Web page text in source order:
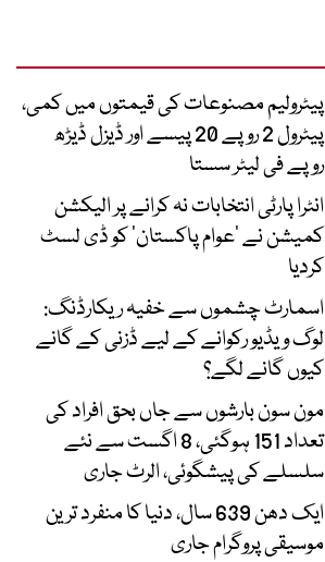
پیٹرولیم مصنوعات کی قیمتوں میں کمی،
پیٹرول 2 روپے 20 پیسے اور ڈیزل ڈیڑھ
روپے فی لیٹر سستا
انٹرا پارٹی انتخابات نہ کرانے پر الیکشن
کمیشن نے ’عوام پاکستان‘ کو ڈی لسٹ
کردیا
اسمارٹ چشموں سے خفیہ ریکارڈنگ:
لوگ ویڈیو رکوانے کے لیے ڈزنی کے گانے
کیوں گانے لگے؟
مون سون بارشوں سے جاں بحق افراد کی
تعداد 151 ہوگئی، 8 اگست سے نئے
سلسلے کی پیشگوئی، الرٹ جاری
ایک دھن 639 سال، دنیا کا منفرد ترین
موسیقی پروگرام جاری